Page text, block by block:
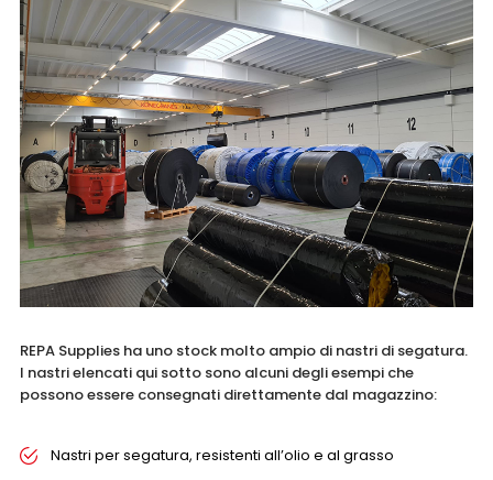
REPA Supplies ha uno stock molto ampio di nastri di segatura.
I nastri elencati qui sotto sono alcuni degli esempi che
possono essere consegnati direttamente dal magazzino:
Nastri per segatura, resistenti all’olio e al grasso